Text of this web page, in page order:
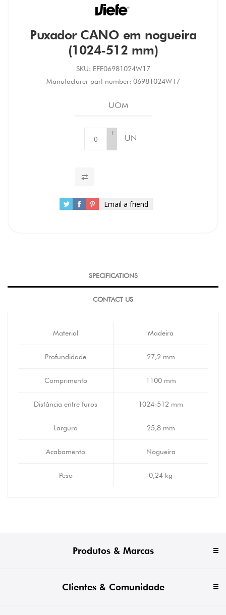
Puxador CANO em nogueira
(1024-512 mm)
SKU: EFE06981024W17
Manufacturer part number: 06981024W17
UOM
+
-
UN
Email a friend
SPECIFICATIONS
CONTACT US
Material Madeira
Profundidade 27,2 mm
Comprimento 1100 mm
Distância entre furos 1024-512 mm
Largura 25,8 mm
Acabamento Nogueira
Peso 0,24 kg
Produtos & Marcas
Clientes & Comunidade